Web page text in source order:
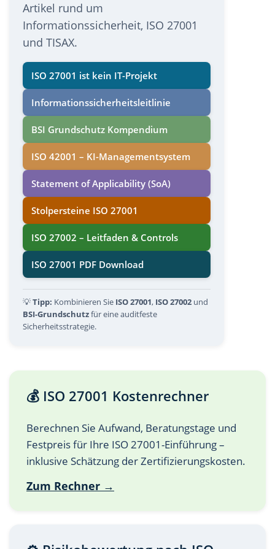
Artikel rund um
Informationssicherheit, ISO 27001
und TISAX.
ISO 27001 ist kein IT-Projekt
Informations­sicherheits­leitlinie
BSI Grundschutz Kompendium
ISO 42001 – KI-Managementsystem
Statement of Applicability (SoA)
Stolpersteine ISO 27001
ISO 27002 – Leitfaden & Controls
ISO 27001 PDF Download
💡Tipp: Kombinieren Sie ISO 27001, ISO 27002 und
BSI-Grundschutzfür eine auditfeste
Sicherheitsstrategie.
💰 ISO 27001 Kostenrechner
Berechnen Sie Aufwand, Beratungstage und
Festpreis für Ihre ISO 27001-Einführung –
inklusive Schätzung der Zertifizierungskosten.
Zum Rechner →